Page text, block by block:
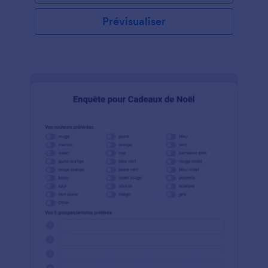
employeur. Il lui permettra de choisir le type de vin,
de chocolat, de biscuits et de fromage qu'il recevra.
Ce formulaire de Choix des Cadeaux de Noël
répondant de sélectionner le type de produit qu'il
formulaire d'insérer l'image de chaque produit qui
rendra le formulaire plus attrayant et présentable.
Cet outil dispose d'une fonction de calcul qui
additionne automatiquement le montant total des
produits sélectionnés. Ce modèle de formulaire peut
Prévisualiser